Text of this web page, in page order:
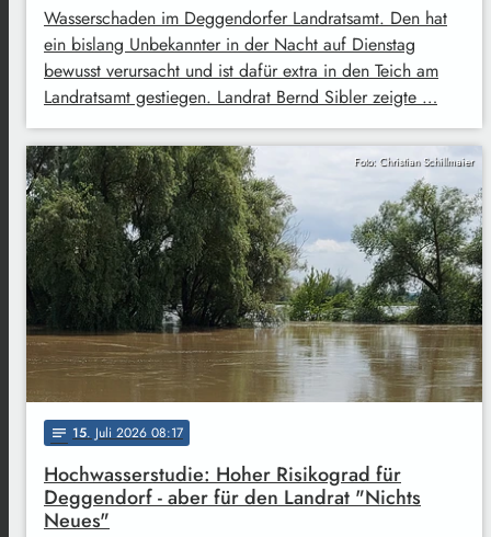
Wasserschaden im Deggendorfer Landratsamt. Den hat
ein bislang Unbekannter in der Nacht auf Dienstag
bewusst verursacht und ist dafür extra in den Teich am
Landratsamt gestiegen. Landrat Bernd Sibler zeigte …
Foto: Christian Schillmaier
notes 15. Juli 2026 08:17
Hochwasserstudie: Hoher Risikograd für
Deggendorf - aber für den Landrat "Nichts
Neues"